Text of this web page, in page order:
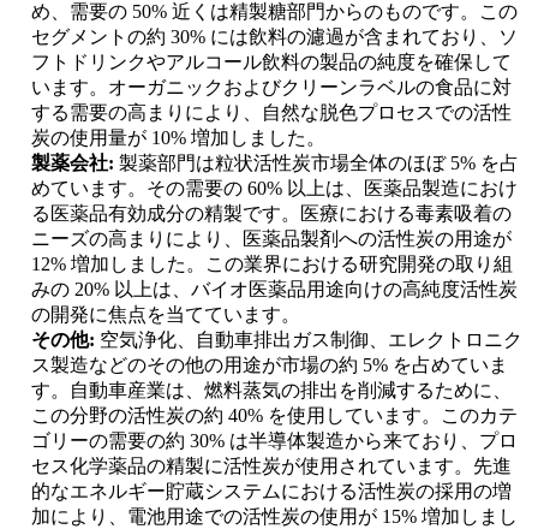
め、需要の 50% 近くは精製糖部門からのものです。この
セグメントの約 30% には飲料の濾過が含まれており、ソ
フトドリンクやアルコール飲料の製品の純度を確保して
います。オーガニックおよびクリーンラベルの食品に対
する需要の高まりにより、自然な脱色プロセスでの活性
炭の使用量が 10% 増加しました。
製薬会社: 製薬部門は粒状活性炭市場全体のほぼ 5% を占
めています。その需要の 60% 以上は、医薬品製造におけ
る医薬品有効成分の精製です。医療における毒素吸着の
ニーズの高まりにより、医薬品製剤への活性炭の用途が
12% 増加しました。この業界における研究開発の取り組
みの 20% 以上は、バイオ医薬品用途向けの高純度活性炭
の開発に焦点を当てています。
その他: 空気浄化、自動車排出ガス制御、エレクトロニク
ス製造などのその他の用途が市場の約 5% を占めていま
す。自動車産業は、燃料蒸気の排出を削減するために、
この分野の活性炭の約 40% を使用しています。このカテ
ゴリーの需要の約 30% は半導体製造から来ており、プロ
セス化学薬品の精製に活性炭が使用されています。先進
的なエネルギー貯蔵システムにおける活性炭の採用の増
加により、電池用途での活性炭の使用が 15% 増加しまし